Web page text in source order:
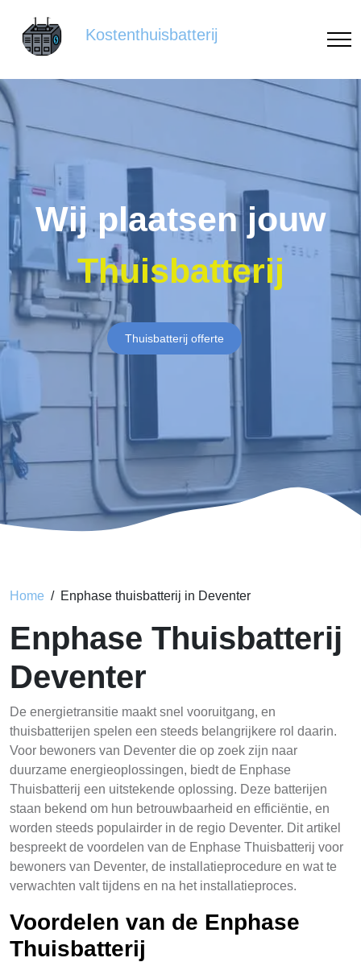
Kostenthuisbatterij
Wij plaatsen jouw
Thuisbatterij
Thuisbatterij offerte
Home Enphase thuisbatterij in Deventer
Enphase Thuisbatterij
Deventer
De energietransitie maakt snel vooruitgang, en
thuisbatterijen spelen een steeds belangrijkere rol daarin.
Voor bewoners van Deventer die op zoek zijn naar
duurzame energieoplossingen, biedt de Enphase
Thuisbatterij een uitstekende oplossing. Deze batterijen
staan bekend om hun betrouwbaarheid en efficiëntie, en
worden steeds populairder in de regio Deventer. Dit artikel
bespreekt de voordelen van de Enphase Thuisbatterij voor
bewoners van Deventer, de installatieprocedure en wat te
verwachten valt tijdens en na het installatieproces.
Voordelen van de Enphase
Thuisbatterij